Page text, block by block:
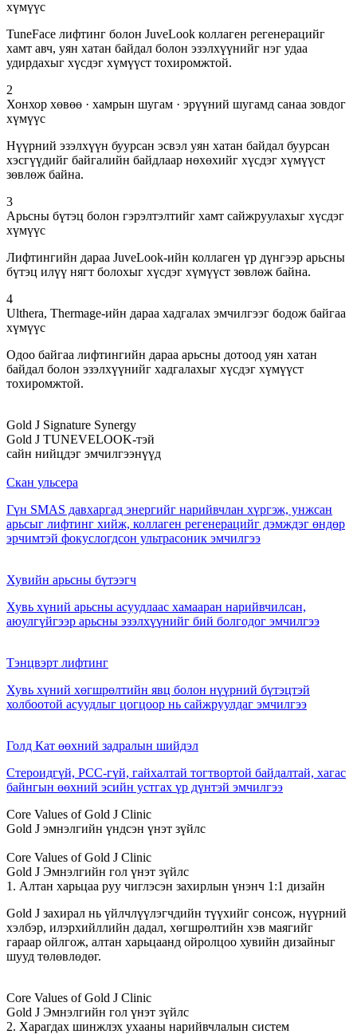
хүмүүс
TuneFace лифтинг болон JuveLook коллаген регенерацийг
хамт авч, уян хатан байдал болон эзэлхүүнийг нэг удаа
удирдахыг хүсдэг хүмүүст тохиромжтой.
2
Хонхор хөвөө · хамрын шугам · эрүүний шугамд санаа зовдог
хүмүүс
Нүүрний эзэлхүүн буурсан эсвэл уян хатан байдал буурсан
хэсгүүдийг байгалийн байдлаар нөхөхийг хүсдэг хүмүүст
зөвлөж байна.
3
Арьсны бүтэц болон гэрэлтэлтийг хамт сайжруулахыг хүсдэг
хүмүүс
Лифтингийн дараа JuveLook-ийн коллаген үр дүнгээр арьсны
бүтэц илүү нягт болохыг хүсдэг хүмүүст зөвлөж байна.
4
Ulthera, Thermage-ийн дараа хадгалах эмчилгээг бодож байгаа
хүмүүс
Одоо байгаа лифтингийн дараа арьсны дотоод уян хатан
байдал болон эзэлхүүнийг хадгалахыг хүсдэг хүмүүст
тохиромжтой.
Gold J Signature Synergy
Gold J TUNEVELOOK-тэй
сайн нийцдэг эмчилгээнүүд
Скан ульсера
Гүн SMAS давхаргад энергийг нарийвчлан хүргэж, унжсан
арьсыг лифтинг хийж, коллаген регенерацийг дэмждэг өндөр
эрчимтэй фокуслогдсон ультрасоник эмчилгээ
Хувийн арьсны бүтээгч
Хувь хүний арьсны асуудлаас хамааран нарийвчилсан,
аюулгүйгээр арьсны эзэлхүүнийг бий болгодог эмчилгээ
Тэнцвэрт лифтинг
Хувь хүний хөгшрөлтийн явц болон нүүрний бүтэцтэй
холбоотой асуудлыг цогцоор нь сайжруулдаг эмчилгээ
Голд Кат өөхний задралын шийдэл
Стероидгүй, PCC-гүй, гайхалтай тогтвортой байдалтай, хагас
байнгын өөхний эсийн устгах үр дүнтэй эмчилгээ
Core Values of Gold J Clinic
Gold J эмнэлгийн үндсэн үнэт зүйлс
Core Values of Gold J Clinic
Gold J Эмнэлгийн гол үнэт зүйлс
1. Алтан харьцаа руу чиглэсэн захирлын үнэнч 1:1 дизайн
Gold J захирал нь үйлчлүүлэгчдийн түүхийг сонсож, нүүрний
хэлбэр, илэрхийллийн дадал, хөгшрөлтийн хэв маягийг
гараар ойлгож, алтан харьцаанд ойролцоо хувийн дизайныг
шууд төлөвлөдөг.
Core Values of Gold J Clinic
Gold J Эмнэлгийн гол үнэт зүйлс
2. Харагдах шинжлэх ухааны нарийвчлалын систем